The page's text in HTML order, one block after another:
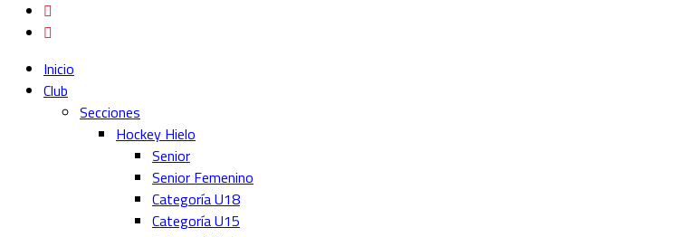
Inicio
Club
Secciones
Hockey Hielo
Senior
Senior Femenino
Categoría U18
Categoría U15